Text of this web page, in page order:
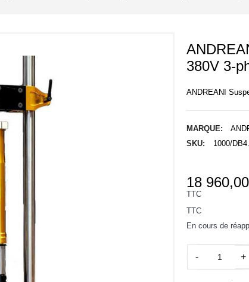
380V 3-
ANDREANI
MARQUE:
SKU:
1000/
18
TTC
TTC
En cours de
- +